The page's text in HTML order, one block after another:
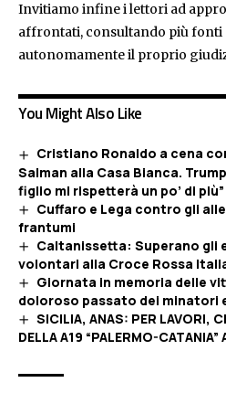
Invitiamo infine i lettori ad
affrontati, consultando più fonti
autonomamente il proprio
You Might Also Like
Cristiano Ronaldo a cena
Salman alla Casa Bianca.
figlio mi rispetterà un po’ di più”
Cuffaro e Lega contro gli
frantumi
Caltanissetta: Superano gli
volontari alla Croce Rossa
Giornata in memoria delle
doloroso passato dei minatori
SICILIA, ANAS: PER LAVORI,
DELLA A19 “PALERMO-CATANIA”